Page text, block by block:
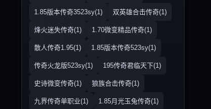
1.85版本传奇3523sy(1) 双英雄合击传奇(1)
烽火迷失传奇(1) 1.70微变精品传奇(1)
散人传奇1.95(1) 1.85版本传奇523sy(1)
传奇火龙版523sy(1) 195传奇君临天下(1)
史诗微变传奇(1) 狼族合击传奇(1)
九界传奇单职业(1) 1.85月光玉兔传奇(1)